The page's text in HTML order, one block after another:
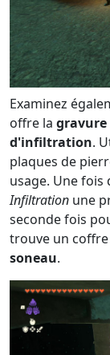
Examinez
offre la gravure
d'infiltration.
plaques de
usage. Une
Infiltration une
seconde fois
trouve un
soneau.